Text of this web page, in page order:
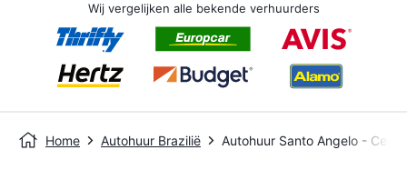
Wij vergelijken alle bekende verhuurders
Home Autohuur Brazilië Autohuur Santo Angelo -